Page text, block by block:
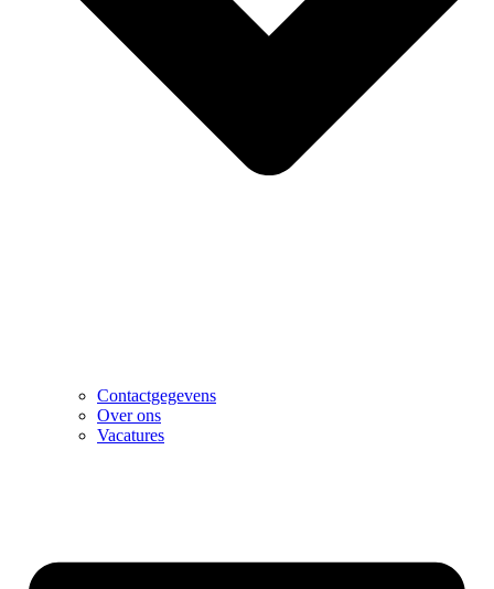
Contactgegevens
Over ons
Vacatures